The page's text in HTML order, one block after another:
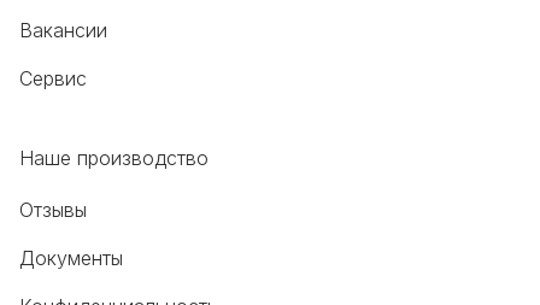
Вакансии
Сервис
Наше производство
Отзывы
Документы